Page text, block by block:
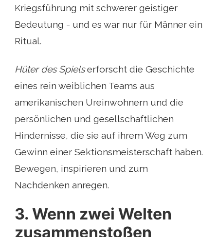
Kriegsführung mit schwerer geistiger
Bedeutung - und es war nur für Männer ein
Ritual.
Hüter des Spielserforscht die Geschichte
eines rein weiblichen Teams aus
amerikanischen Ureinwohnern und die
persönlichen und gesellschaftlichen
Hindernisse, die sie auf ihrem Weg zum
Gewinn einer Sektionsmeisterschaft haben.
Bewegen, inspirieren und zum
Nachdenken anregen.
3. Wenn zwei Welten
zusammenstoßen